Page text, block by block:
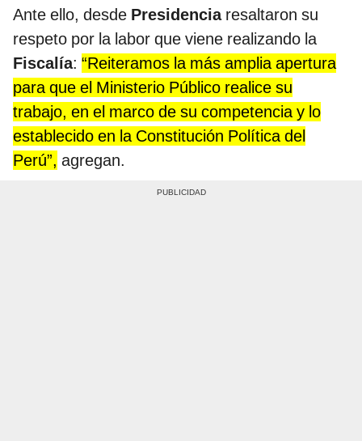
Ante ello, desde Presidencia resaltaron su
respeto por la labor que viene realizando la
Fiscalía: “Reiteramos la más amplia apertura
para que el Ministerio Público realice su
trabajo, en el marco de su competencia y lo
establecido en la Constitución Política del
Perú”, agregan.